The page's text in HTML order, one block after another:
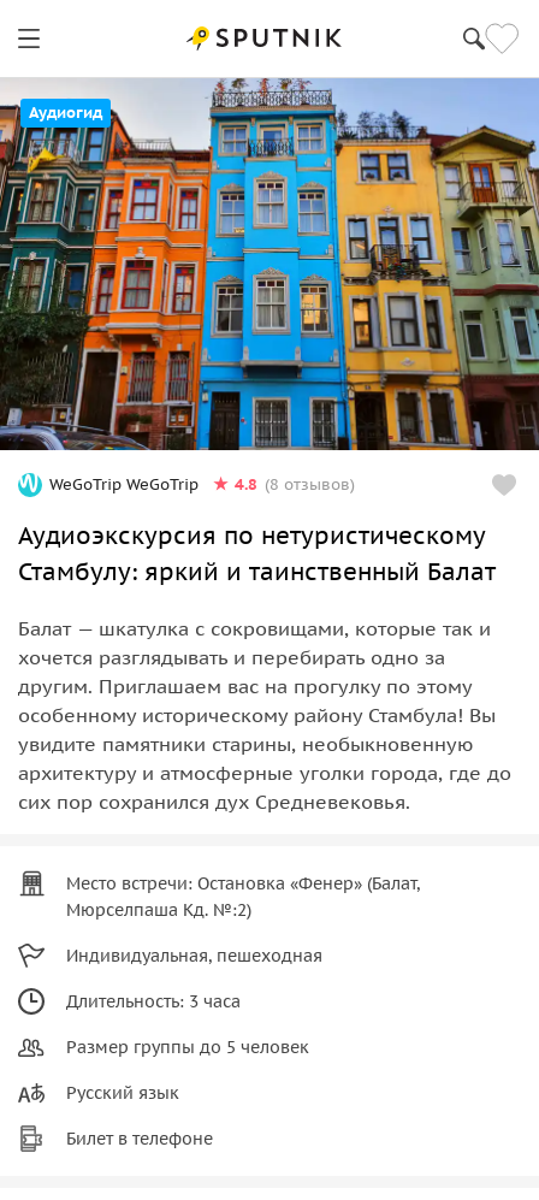
Аудиогид
WeGoTrip WeGoTrip 4.8 (8 отзывов)
Аудиоэкскурсия по нетуристическому
Стамбулу: яркий и таинственный Балат
Балат — шкатулка с сокровищами, которые так и
хочется разглядывать и перебирать одно за
другим. Приглашаем вас на прогулку по этому
особенному историческому району Стамбула! Вы
увидите памятники старины, необыкновенную
архитектуру и атмосферные уголки города, где до
сих пор сохранился дух Средневековья.
Место встречи: Остановка «Фенер» (Балат,
Мюрселпаша Кд. №:2)
Индивидуальная, пешеходная
Длительность: 3 часа
Размер группы до 5 человек
Русский язык
Билет в телефоне